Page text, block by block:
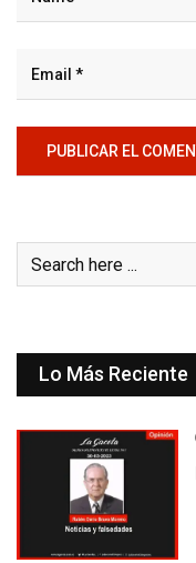
Lo Más Reciente